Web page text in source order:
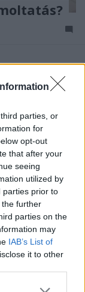
parties, or
for
opt-out
that after your
seeing
utilized by
parties prior to
further
parties on the
may
IAB’s List of
it to other
more Google